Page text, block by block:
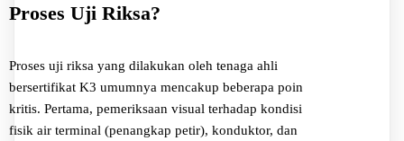
Proses Uji Riksa?
Proses uji riksa yang dilakukan oleh tenaga ahli
bersertifikat K3 umumnya mencakup beberapa poin
kritis. Pertama, pemeriksaan visual terhadap kondisi
fisik air terminal (penangkap petir), konduktor, dan